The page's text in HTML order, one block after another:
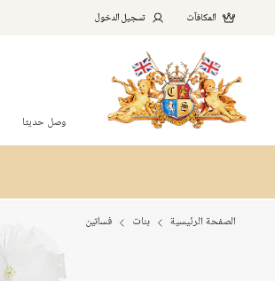
المكافآت تسجيل الدخول
وصل حديثا
الصفحة الرئيسية بنات فساتين